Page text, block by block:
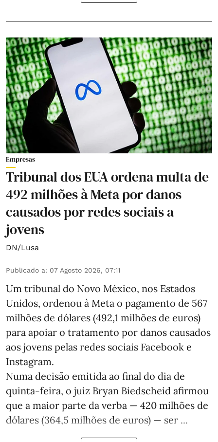
Empresas
Tribunal dos EUA ordena multa de
492 milhões à Meta por danos
causados por redes sociais a
jovens
DN/Lusa
Publicado a: 07 Agosto 2026, 07:11
Um tribunal do Novo México, nos Estados
Unidos, ordenou à Meta o pagamento de 567
milhões de dólares (492,1 milhões de euros)
para apoiar o tratamento por danos causados
aos jovens pelas redes sociais Facebook e
Instagram.
Numa decisão emitida ao final do dia de
quinta-feira, o juiz Bryan Biedscheid afirmou
que a maior parte da verba — 420 milhões de
dólares (364,5 milhões de euros) — ser ...